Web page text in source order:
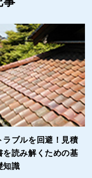
ラブルを回避！見積
を読み解くための基
知識